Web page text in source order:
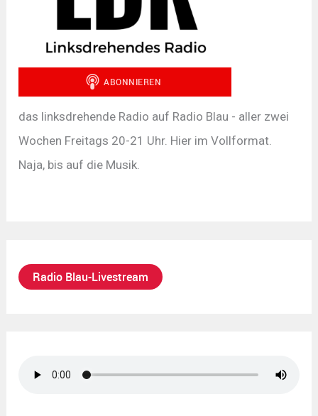
das linksdrehende Radio auf Radio Blau - aller zwei
Wochen Freitags 20-21 Uhr. Hier im Vollformat.
Naja, bis auf die Musik.
Radio Blau-Livestream